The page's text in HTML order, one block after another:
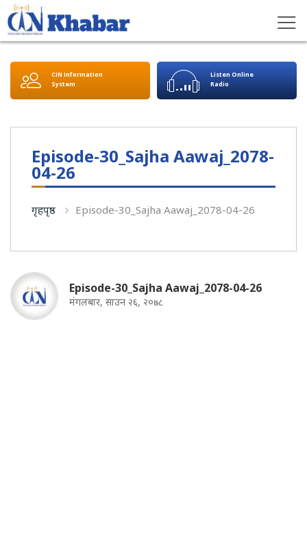
CIN Information
System
Listen Online
Radio
Episode-30_Sajha Aawaj_2078-
04-26
गृहपृष्ठ Episode-30_Sajha Aawaj_2078-04-26
Episode-30_Sajha Aawaj_2078-04-26
मंगलबार, साउन २६, २०७८